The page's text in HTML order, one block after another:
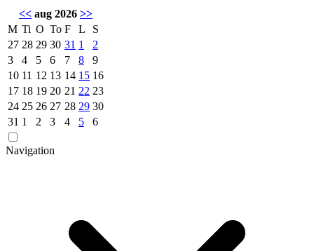
<< aug 2026 >>
M Ti O To F L
S
27 28 29 30 31 1
2
3
4 5 6 7 8
9
10 11 12 13 14 15 16
17 18 19 20 21 22 23
24 25 26 27 28 29 30
31 1 2 3 4 5 6
Navigation